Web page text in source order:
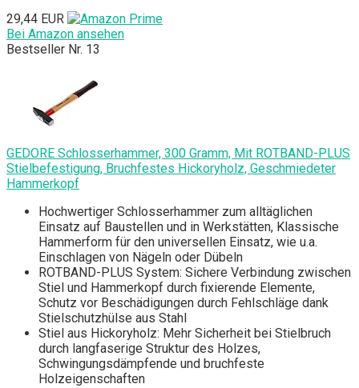
29,44 EUR
Bei Amazon ansehen
Bestseller Nr. 13
GEDORE Schlosserhammer, 300 Gramm, Mit ROTBAND-PLUS
Stielbefestigung, Bruchfestes Hickoryholz, Geschmiedeter
Hammerkopf
Hochwertiger Schlosserhammer zum alltäglichen
Einsatz auf Baustellen und in Werkstätten, Klassische
Hammerform für den universellen Einsatz, wie u.a.
Einschlagen von Nägeln oder Dübeln
ROTBAND-PLUS System: Sichere Verbindung zwischen
Stiel und Hammerkopf durch fixierende Elemente,
Schutz vor Beschädigungen durch Fehlschläge dank
Stielschutzhülse aus Stahl
Stiel aus Hickoryholz: Mehr Sicherheit bei Stielbruch
durch langfaserige Struktur des Holzes,
Schwingungsdämpfende und bruchfeste
Holzeigenschaften